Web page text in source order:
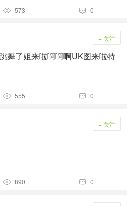
 573  0
+ 关注
舞了姐来啦啊啊啊UK图来啦特
 555  0
+ 关注
 890  0